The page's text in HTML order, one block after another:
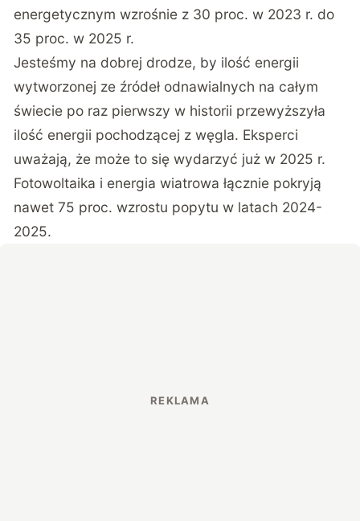
energetycznym wzrośnie z 30 proc. w 2023 r. do
35 proc. w 2025 r.
Jesteśmy na dobrej drodze, by ilość energii
wytworzonej ze źródeł odnawialnych na całym
świecie po raz pierwszy w historii przewyższyła
ilość energii pochodzącej z węgla. Eksperci
uważają, że może to się wydarzyć już w 2025 r.
Fotowoltaika i energia wiatrowa łącznie pokryją
nawet 75 proc. wzrostu popytu w latach 2024-
2025.